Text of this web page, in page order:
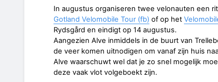
In augustus organiseren twee velonauten een
Gotland Velomobile Tour (fb) of op het
Rydsgård en eindigt op 14 augustus.
Aangezien Alve inmiddels in de buurt van
de veer komen uitnodigen om vanaf zijn huis
Alve waarschuwt wel dat je zo snel mogelijk
deze vaak vlot volgeboekt zijn.